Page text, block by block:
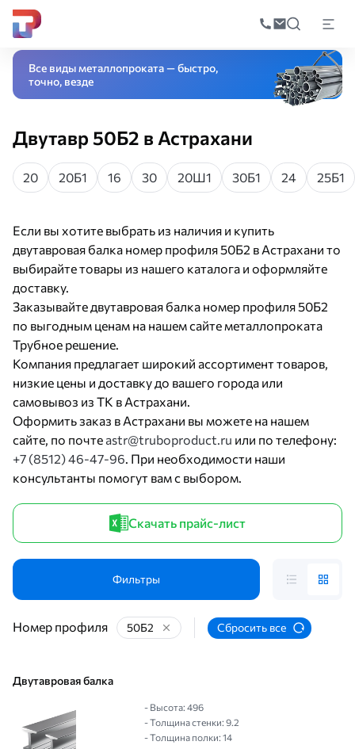
по
Главная Фасонный прокатДвутавровая
Все виды металлопроката — быстро,
точно, везде
Двутавр 50Б2 в Астрахани
20 20Б1 16 30 20Ш1 30Б1 24 25Б1
Если вы хотите выбрать из наличия и купить
двутавровая балка номер профиля 50Б2 в Астрахани то
выбирайте товары из нашего каталога и оформляйте
доставку.
Заказывайте двутавровая балка номер профиля 50Б2
по выгодным ценам на нашем сайте металлопроката
Трубное решение.
Компания предлагает широкий ассортимент товаров,
низкие цены и доставку до вашего города или
самовывоз из ТК в Астрахани.
Оформить заказ в Астрахани вы можете на нашем
сайте, по почте astr@truboproduct.ru или по телефону:
+7 (8512) 46-47-96. При необходимости наши
консультанты помогут вам с выбором.
Скачать прайс-лист
Фильтры
Номер профиля 50Б2 Сбросить все
Двутавровая балка
- Высота: 496
- Толщина стенки: 9.2
- Толщина полки: 14